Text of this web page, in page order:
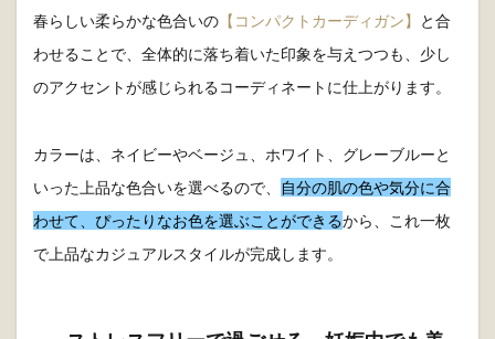
春らしい柔らかな色合いの 【コンパクトカーディガン】
と合
わせることで、全体的に落ち着いた印象を与えつつも、少し
のアクセントが感じられるコーディネートに仕上がります。
カラーは、ネイビーやベージュ、ホワイト、グレーブルーと
いった上品な色合いを選べるので、
自分の肌の色や気分に合
わせて、ぴったりなお色を選ぶことができるから、これ一枚
で上品なカジュアルスタイルが完成します。